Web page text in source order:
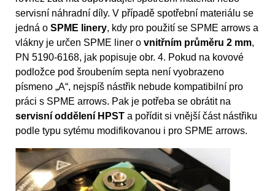
servisní náhradní díly. V případě spotřební materiálu se
jedná o SPME linery, kdy pro použití se SPME arrows a
vlákny je určen SPME liner o vnitřním průměru 2 mm,
PN 5190-6168, jak popisuje obr. 4. Pokud na kovové
podložce pod šroubením septa není vyobrazeno
písmeno „A“, nejspíš nástřik nebude kompatibilní pro
práci s SPME arrows. Pak je potřeba se obrátit na
servisní oddělení HPST a pořídit si vnější část nástřiku
podle typu sytému modifikovanou i pro SPME arrows.